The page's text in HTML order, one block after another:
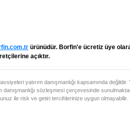
ürünüdür. Borfin'e ücretiz üye
açıktır.
yatırım danışmanlığı kapsamında
danışmanlığı sözleşmesi çerçevesinde
ile risk ve getiri tercihlerinize uygun